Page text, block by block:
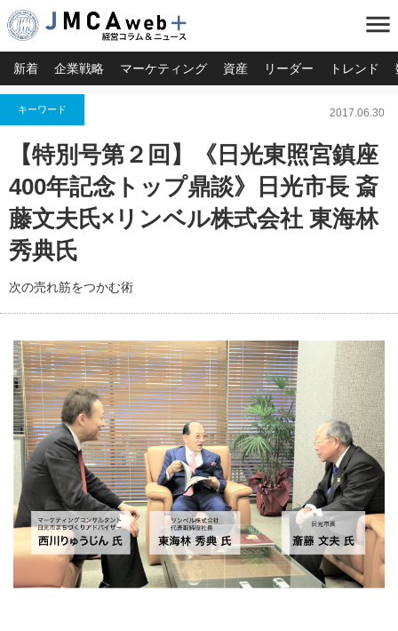
menu
新着 企業戦略 マーケティング 資産 リーダー トレンド
キーワード 2017.06.30
【特別号第２回】《日光東照宮鎮座
400年記念トップ鼎談》日光市長 斎
藤文夫氏×リンベル株式会社 東海林
秀典氏
次の売れ筋をつかむ術